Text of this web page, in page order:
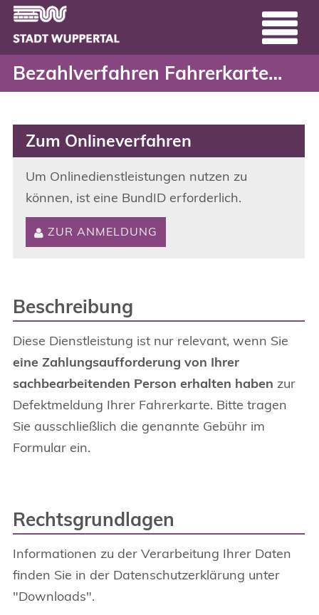
Zum Hauptinhalt springen
Bezahlverfahren
Header
Bezahlverfahren Fahrerkarte Defekt (Schritt 2.)
Zum Onlineverfahren
Um Onlinedienstleistungen nutzen zu
können, ist eine BundID erforderlich.
ZUR ANMELDUNG
Beschreibung
Diese Dienstleistung ist nur relevant, wenn Sie
eine Zahlungsaufforderung von Ihrer
sachbearbeitenden Person erhalten haben zur
Defektmeldung Ihrer Fahrerkarte. Bitte tragen
Sie ausschließlich die genannte Gebühr im
Formular ein.
Rechtsgrundlagen
Informationen zu der Verarbeitung Ihrer Daten
finden Sie in der Datenschutzerklärung unter
"Downloads".